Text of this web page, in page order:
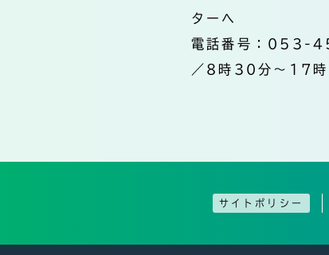
ターへ
電話番号：053-
／8時30分～17時
サイトポリシー